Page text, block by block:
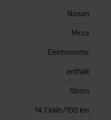
Nissan
Micra
Elektromotor
entfällt
Strom
14,7 kWh/100 km